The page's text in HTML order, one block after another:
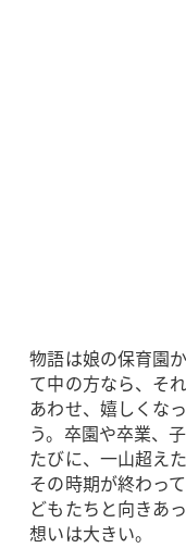
物語は娘の保育園
て中の方なら、そ
あわせ、嬉しくな
う。卒園や卒業、
たびに、一山超え
その時期が終わっ
どもたちと向きあ
想いは大きい。